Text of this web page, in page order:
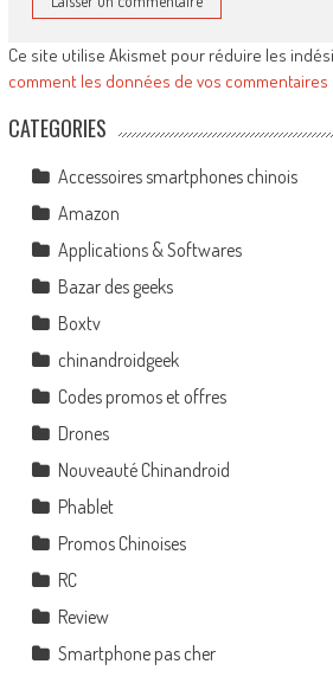
Ce site utilise Akismet pour réduire les
comment les données de vos
CATEGORIES
Accessoires smartphones chinois
Amazon
Applications & Softwares
Bazar des geeks
Boxtv
chinandroidgeek
Codes promos et offres
Drones
Nouveauté Chinandroid
Phablet
Promos Chinoises
RC
Review
Smartphone pas cher